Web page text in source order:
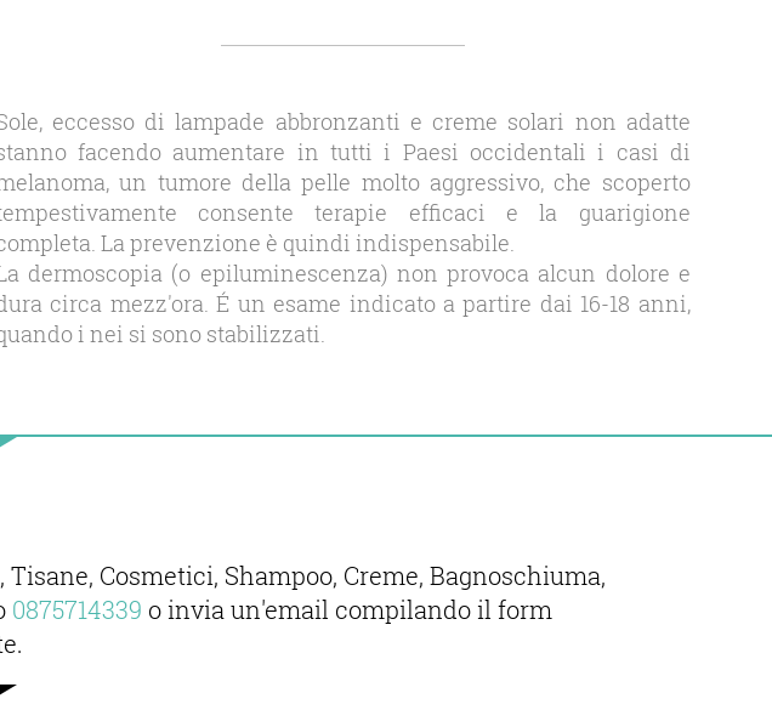
eccesso di lampade abbronzanti e creme solari non adatte
facendo aumentare in tutti i Paesi occidentali i casi di
un tumore della pelle molto aggressivo, che scoperto
consente terapie efficaci e la guarigione
La prevenzione è quindi indispensabile.
dermoscopia (o epiluminescenza) non provoca alcun dolore e
circa mezz′ora. É un esame indicato a partire dai 16-18 anni,
i nei si sono stabilizzati.
Cosmetici, Shampoo, Creme, Bagnoschiuma,
0875714339 o invia un′email compilando il form